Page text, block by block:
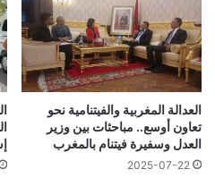
العدالة المغربية والفيتنامية نحو
تعاون أوسع.. مباحثات بين وزير
العدل وسفيرة فيتنام بالمغرب
2025-07-22